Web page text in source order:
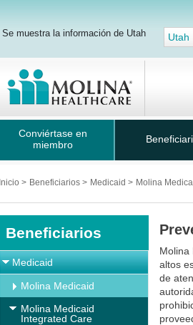
Se muestra la información de Utah Utah
Conviértase en
miembro
Inicio > Beneficiarios > Medicaid > Molina
Beneficiarios
Medicaid
Molina Medicaid
Molina Medicaid
Integrated Care
Molina
altos
de